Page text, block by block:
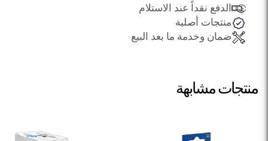
الدفع نقداً عند الاستلام
منتجات أصلية
ضمان وخدمة ما بعد البيع
منتجات مشابهة